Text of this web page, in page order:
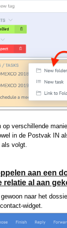
op verschillende
in de Postvak IN
als volgt.
aan een
relatie al aan
naar het
widget.